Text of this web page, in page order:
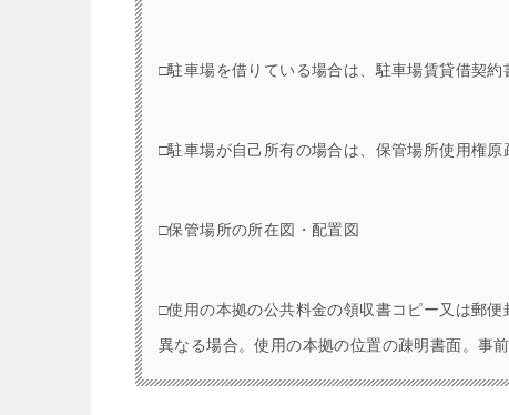
□駐車場を借りている場合は、駐車場賃貸借契
□駐車場が自己所有の場合は、保管場所使用権原
□保管場所の所在図・配置図
□使用の本拠の公共料金の領収書コピー又は郵
異なる場合。使用の本拠の位置の疎明書面。事